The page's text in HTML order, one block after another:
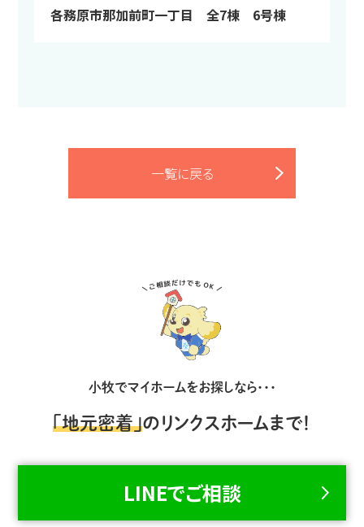
各務原市那加前町一丁目 全7棟 6号棟
一覧に戻る
小牧でマイホームをお探しなら・・・
「地元密着」のリンクスホームまで！
LINEでご相談